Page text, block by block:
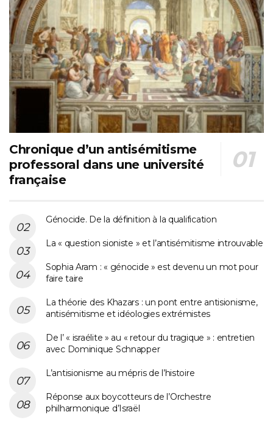
Chronique d’un antisémitisme
professoral dans une université
française
Génocide. De la définition à la qualification
La « question sioniste » et l’antisémitisme introuvable
Sophia Aram : « génocide » est devenu un mot pour
faire taire
La théorie des Khazars : un pont entre antisionisme,
antisémitisme et idéologies extrémistes
De l’ « israélite » au « retour du tragique » : entretien
avec Dominique Schnapper
L’antisionisme au mépris de l’histoire
Réponse aux boycotteurs de l’Orchestre
philharmonique d’Israël